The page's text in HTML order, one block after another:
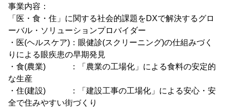
事業内容：
「医・食・住」に関する社会的課題をDXで解決するグロ
ーバル・ソリューションプロバイダー
・医(ヘルスケア)：眼健診(スクリーニング)の仕組みづく
りによる眼疾患の早期発見
・食(農業) ：「農業の工場化」による食料の安定的
な生産
・住(建設) ：「建設工事の工場化」による安心・安
全で住みやすい街づくり